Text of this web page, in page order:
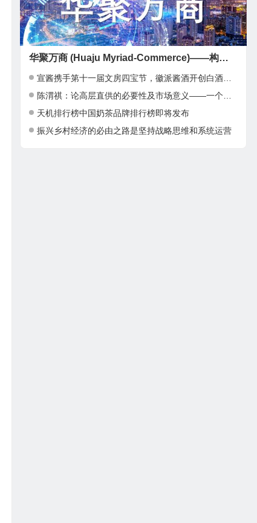
华聚万商 (Huaju Myriad-Commerce)——构建全球华人商业新生态
宣酱携手第十一届文房四宝节，徽派酱酒开创白酒新高地！
陈渭祺：论高层直供的必要性及市场意义——一个全新的经济增长点
天机排行榜中国奶茶品牌排行榜即将发布
振兴乡村经济的必由之路是坚持战略思维和系统运营